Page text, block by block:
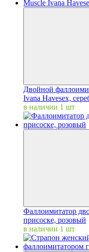
Двойной
Ivana Havesex,
в наличии 1 шт
Фаллоимитатор
присоске, розовый
в наличии 1 шт